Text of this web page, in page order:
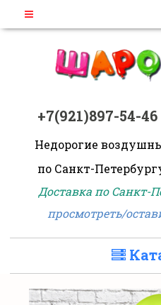
+7(921)897-54-46
Недорогие
по Санкт-
Доставка по Санкт-
просмотреть/